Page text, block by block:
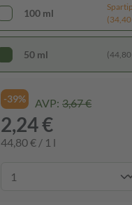
100 ml
(34,40
50 ml (44,80
-39% AVP: 3,67 €
2,24 €
44,80 € / 1 l